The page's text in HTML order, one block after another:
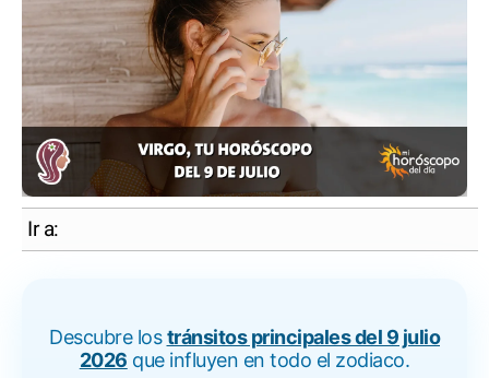
Ir a:
Descubre lostránsitos principales del 9 julio
2026 que influyen en todo el zodiaco.